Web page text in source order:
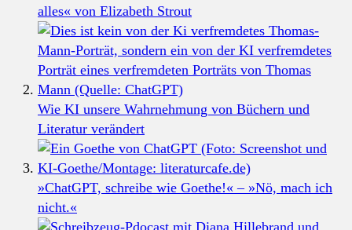
alles« von Elizabeth Strout
Wie KI unsere Wahrnehmung von Büchern und
Literatur verändert
»ChatGPT, schreibe wie Goethe!« – »Nö, mach ich
nicht.«